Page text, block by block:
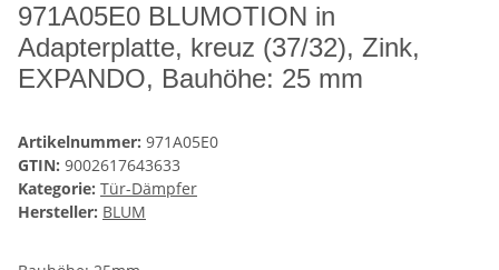
971A05E0 BLUMOTION in
Adapterplatte, kreuz (37/32), Zink,
EXPANDO, Bauhöhe: 25 mm
Artikelnummer: 971A05E0
GTIN: 9002617643633
Kategorie: Tür-Dämpfer
Hersteller: BLUM